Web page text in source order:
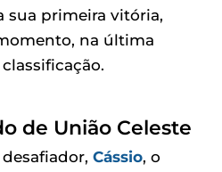
sua primeira vitória,
na última
de União Celeste
Cássio, o